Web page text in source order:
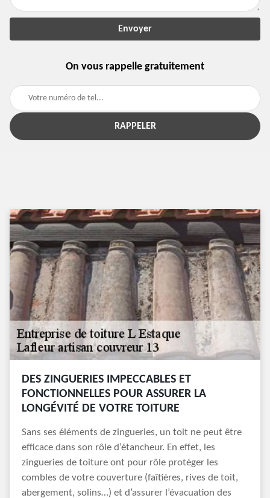
On vous rappelle gratuitement
DES ZINGUERIES IMPECCABLES ET
FONCTIONNELLES POUR ASSURER LA
LONGÉVITÉ DE VOTRE TOITURE
Sans ses éléments de zingueries, un toit ne peut être
efficace dans son rôle d’étancheur. En effet, les
zingueries de toiture ont pour rôle protéger les
combles de votre couverture (faîtières, rives de toit,
abergement, solins…) et d’assurer l’évacuation des